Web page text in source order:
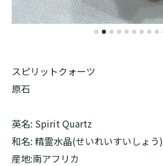
スピリットクォーツ
原石
英名: Spirit Quartz
和名: 精霊水晶(せいれいすいしょう)
産地:南アフリカ